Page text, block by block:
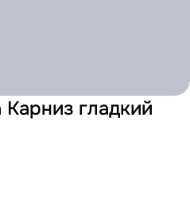
гладкий